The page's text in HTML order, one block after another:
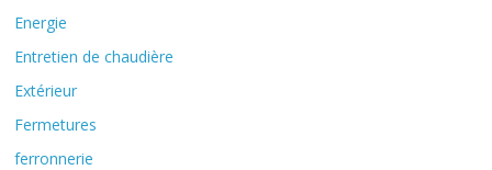
Energie
Entretien de chaudière
Extérieur
Fermetures
ferronnerie